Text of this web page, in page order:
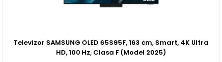
Televizor SAMSUNG OLED 65S95F, 163 cm, Smart, 4K Ultra
HD, 100 Hz, Clasa F (Model 2025)